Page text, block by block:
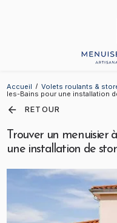
Accueil Volets roulants &
les-Bains pour une installation
RETOUR
Trouver un menuisier
une installation de
Panneau de gestion des